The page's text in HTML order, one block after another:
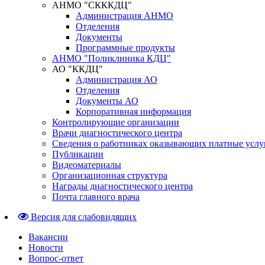
АНМО "СКККДЦ"
Администрация АНМО
Отделения
Документы
Программные продукты
АНМО "Поликлиника КДЦ"
АО "ККДЦ"
Администрация АО
Отделения
Документы АО
Корпоративная информация
Контролирующие организации
Врачи диагностического центра
Сведения о работниках оказывающих платные
Публикации
Видеоматериалы
Организационная структура
Награды диагностического центра
Почта главного врача
Версия для слабовидящих
Вакансии
Новости
Вопрос-ответ